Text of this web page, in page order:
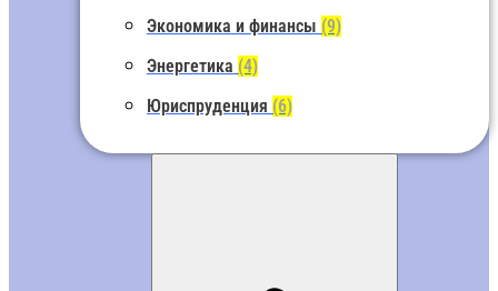
Экономика и финансы (9)
Энергетика (4)
Юриспруденция (6)